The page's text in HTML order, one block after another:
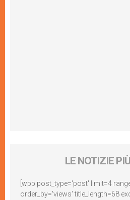
LE NOTIZIE
[wpp post_type='post' limit=4
order_by='views' title_length=68